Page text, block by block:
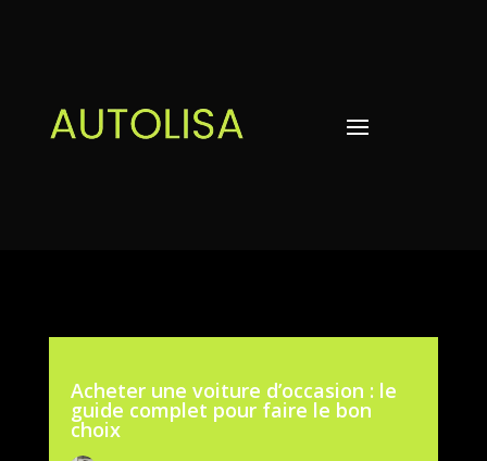
Acheter une voiture d’occasion : le
guide complet pour faire le bon
choix